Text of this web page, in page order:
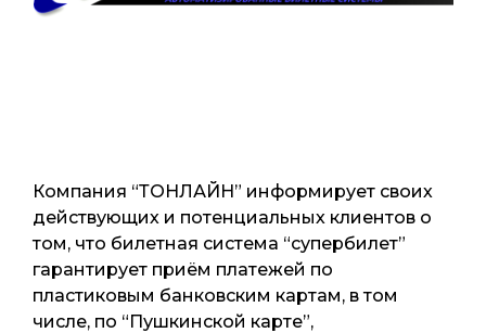
Компания “ТОНЛАЙН” информирует своих
действующих и потенциальных клиентов о
том, что билетная система “супербилет”
гарантирует приём платежей по
пластиковым банковским картам, в том
числе, по “Пушкинской карте”,